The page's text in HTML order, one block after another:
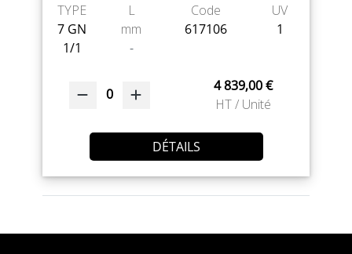
TYPE
7 GN
1/1
L
mm
-
Code
617106
UV
1
0
4 839,00 €
HT / Unité
DÉTAILS